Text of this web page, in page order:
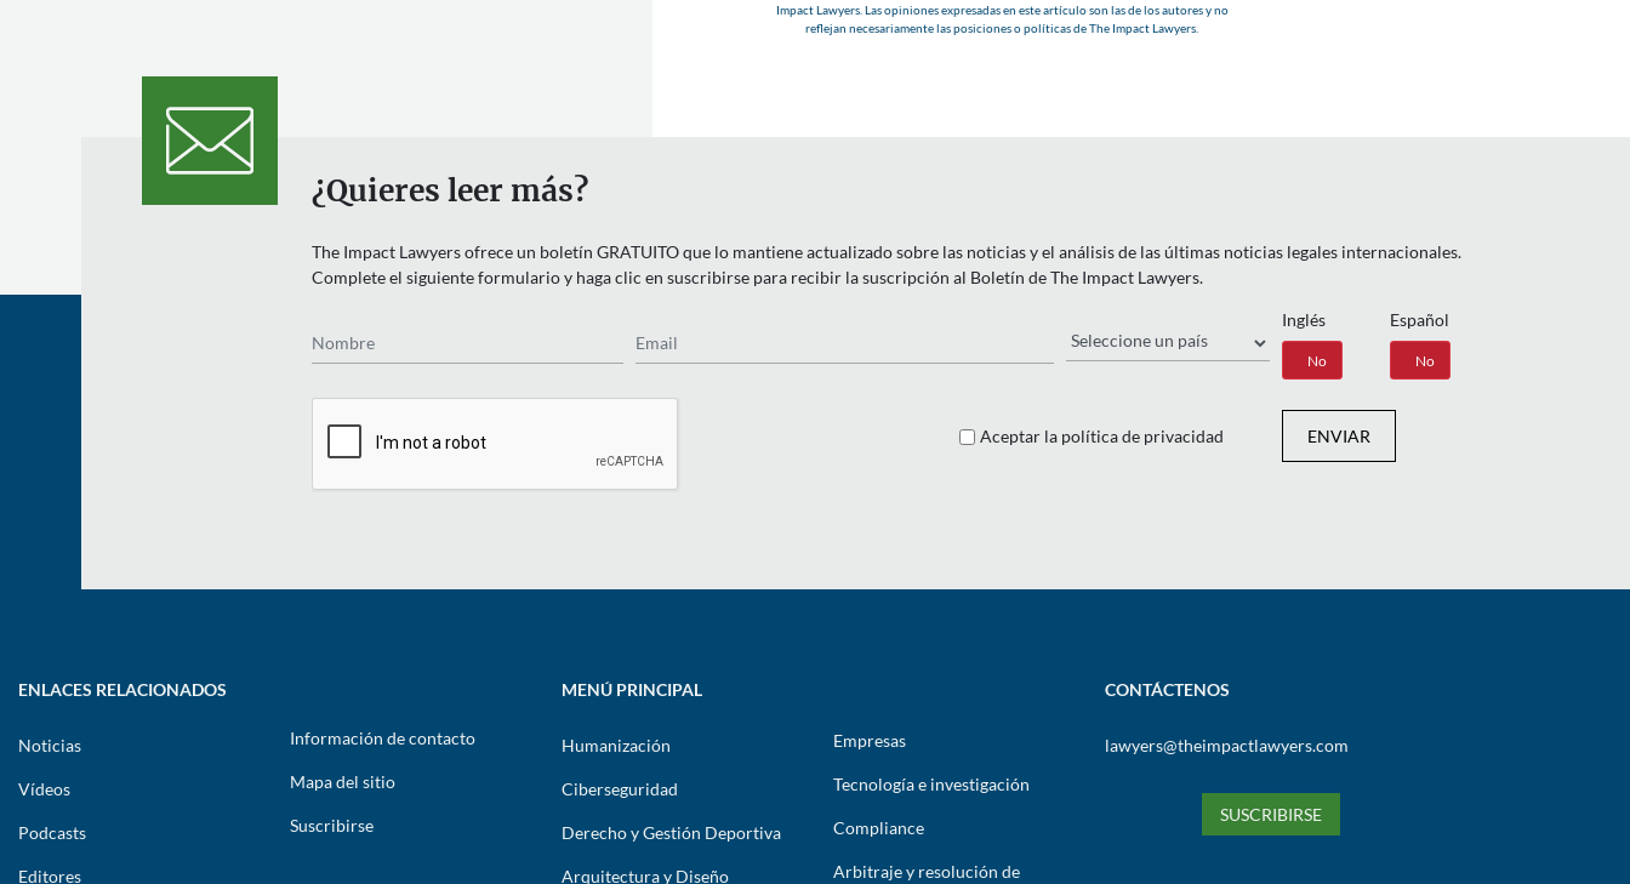
Impact Lawyers. Las opiniones expresadas en este artículo son las de los autores y no
reflejan necesariamente las posiciones o políticas de The Impact Lawyers.
¿Quieres leer más?
The Impact Lawyers ofrece un boletín GRATUITO que lo mantiene actualizado sobre las noticias y el análisis de las últimas noticias legales internacionales.
Complete el siguiente formulario y haga clic en suscribirse para recibir la suscripción al Boletín de The Impact Lawyers.
Inglés
Sí No
Español
No
Aceptar la política de privacidad ENVIAR
ENLACES RELACIONADOS
Noticias
Vídeos
Podcasts
Editores
Información de contacto
Mapa del sitio
Suscribirse
MENÚ PRINCIPAL
Humanización
Ciberseguridad
Derecho y Gestión Deportiva
Arquitectura y Diseño
Empresas
Tecnología e investigación
Compliance
Arbitraje y resolución de
CONTÁCTENOS
lawyers@theimpactlawyers.com
SUSCRIBIRSE